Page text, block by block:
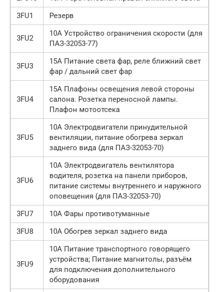
3FU1
Резерв
3FU2
10А Устройство ограничения скорости (для
ПАЗ-32053-77)
3FU3
15А Питание света фар, реле ближний свет
фар / дальний свет фар
3FU4
15А Плафоны освещения левой стороны
салона. Розетка переносной лампы.
Плафон мотоотсека
3FU5
10А Электродвигатели принудительной
вентиляции, питание обогрева зеркал
заднего вида (для ПАЗ-32053-70)
3FU6
10А Электродвигатель вентилятора
водителя, розетка на панели приборов,
питание системы внутреннего и наружного
оповещения (для ПАЗ-32053-70)
3FU7
10А Фары противотуманные
3FU8
10А Обогрев зеркал заднего вида
3FU9
10А Питание транспортного говорящего
устройства; Питание магнитолы, разъём
для подключения дополнительного
оборудования